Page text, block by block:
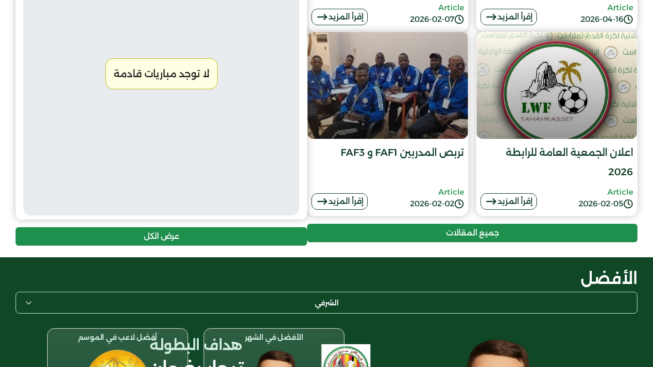
2026-04-16
Article
إقرأ المزيد
2026-02-07
Article
إقرأ المزيد
اعلان الجمعية العامة للرابطة
2026
2026-02-05
Article
إقرأ المزيد
تربص المدربين FAF1 و FAF3
2026-02-02
Article
إقرأ المزيد
جميع المقالات
لا توجد مباريات قادمة
عرض الكل
الأفضل
الشرفي
هداف البطولة الأفضل في الشهر أفضل لاعب في الموسم